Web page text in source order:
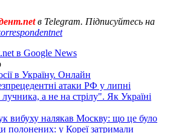
в Telegram. Підписуйтесь на
в Google News
в Україну. Онлайн
атаки РФ у липні
а не на стрілу". Як Україні
вибуху налякав Москву: що це було
полонених: у Кореї затримали